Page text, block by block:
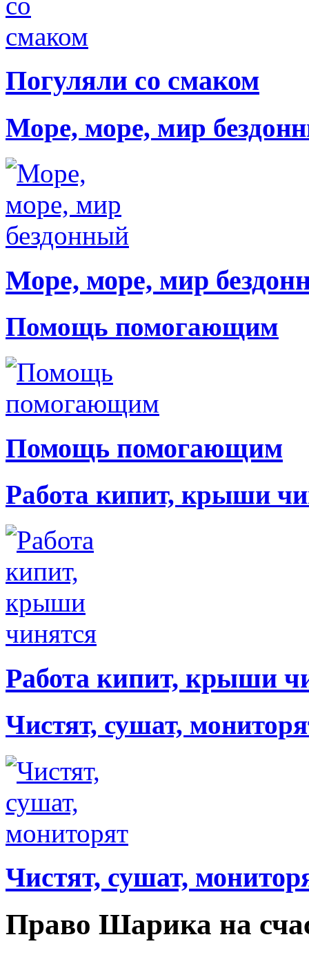
Погуляли со смаком
Море, море, мир
Море, море, мир
Помощь помогающим
Помощь помогающим
Работа кипит, крыши
Работа кипит, крыши
Чистят, сушат,
Чистят, сушат,
Право Шарика на